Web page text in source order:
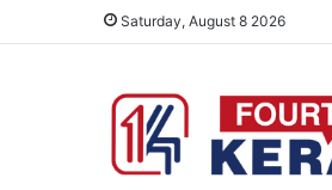
Saturday, August 8 2026